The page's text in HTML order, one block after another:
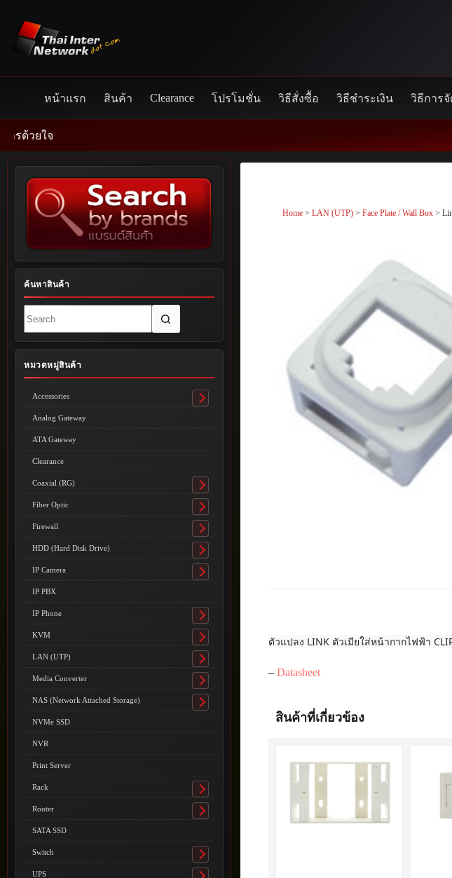
content
หน้าแรก สินค้า Clearance โปรโมชั่น วิธีสั่งซื้อ วิธีชำระเงิน วิธีการ
Home >LAN (UTP) >Face Plate / Wall Box >
ตัวแปลง LINK ตัวเมียใส่หน้ากากไฟฟ้า
–Datasheet
สินค้าที่เกี่ยวข้อง
ค้นหาสินค้า
results
หมวดหมู่สินค้า
Accessories
Toggle
Analog Gateway
ATA Gateway
Clearance
Coaxial (RG)
Toggle
submenu
Fiber Optic
Toggle
submenu
Firewall
Toggle
submenu
HDD (Hard Disk Drive)
Toggle
submenu
IP Camera
Toggle
IP PBX
IP Phone
Toggle
submenu
KVM
Toggle
submenu
LAN (UTP)
Toggle
submenu
Media Converter
Toggle
submenu
NAS (Network Attached Storage)
Toggle
NVMe SSD
NVR
Print Server
Rack
Toggle
submenu
Router
Toggle
SATA SSD
Switch
Toggle
submenu
UPS